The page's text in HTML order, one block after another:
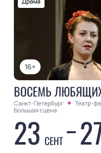
16+
ВОСЕМЬ
Санкт-Петербург
Театр-
Большая сцена
23 СЕНТ